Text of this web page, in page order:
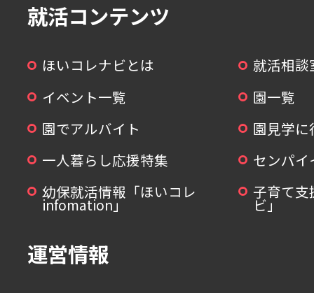
就活コンテンツ
ほいコレナビとは
就活相談
イベント一覧
園一覧
園でアルバイト
園見学
一人暮らし応援特集
センパ
幼保就活情報「ほいコレ
infomation」
子育て支
ビ」
運営情報